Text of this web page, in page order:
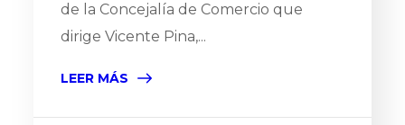
de la Concejalía de Comercio que
dirige Vicente Pina,...
LEER MÁS